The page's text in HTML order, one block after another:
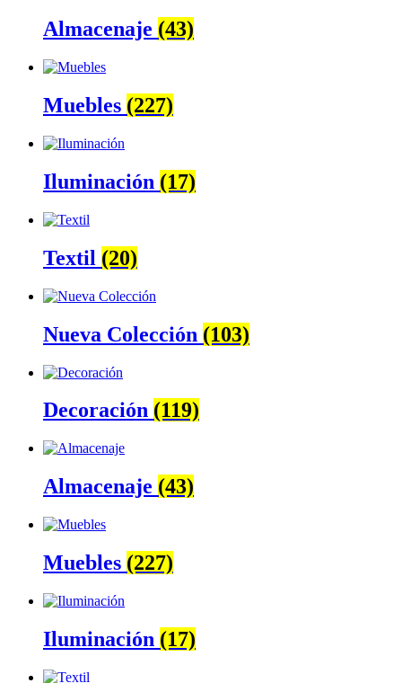
Almacenaje (43)
Muebles (227)
Iluminación (17)
Textil (20)
Nueva Colección (103)
Decoración (119)
Almacenaje (43)
Muebles (227)
Iluminación (17)